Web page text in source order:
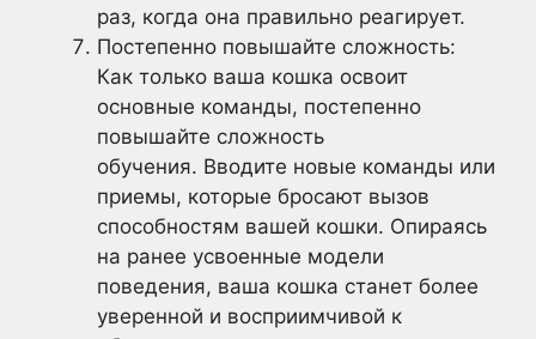
раз, когда она правильно реагирует.
Постепенно повышайте сложность:
Как только ваша кошка освоит
основные команды, постепенно
повышайте сложность
обучения. Вводите новые команды или
приемы, которые бросают вызов
способностям вашей кошки. Опираясь
на ранее усвоенные модели
поведения, ваша кошка станет более
уверенной и восприимчивой к